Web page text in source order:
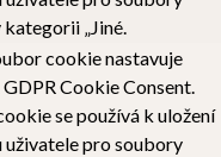
„Jiné.
cookie nastavuje
Cookie Consent.
se používá k uložení
uživatele pro soubory